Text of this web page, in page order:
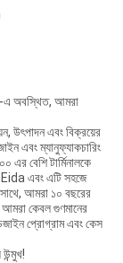
এ অবস্থিত, আমরা
উৎপাদন এবং বিক্রয়ের
এবং ম্যানুফ্যাকচারিং
এর বেশি টার্মিনালকে
Eida এবং এটি সহজে
সাথে, আমরা ১০ বছরের
আমরা কেবল গুণমানের
প্রোগ্রাম এবং কেস